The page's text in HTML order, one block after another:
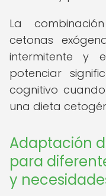
La
cetonas
intermitente y
potenciar
cognitivo
una dieta
Adaptación
para
y